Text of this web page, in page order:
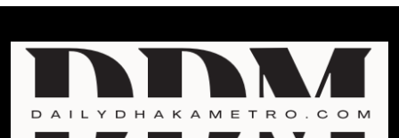
প্রথম শ্রেণি ছাড়া অন্য সব শ্রেণিতে
হবে ভর্তি পরীক্ষা: শিক্ষা মন্ত্রণালয়
কাউকে অসম্মান করতে নয়,